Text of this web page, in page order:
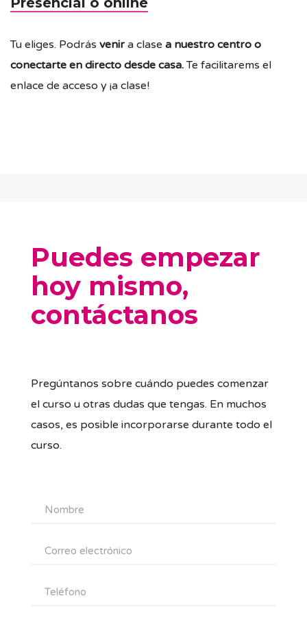
Tu eliges. Podrás venir a clase a nuestro centro o
conectarte en directo desde casa.Te facilitarems el
enlace de acceso y ¡a clase!
Puedes empezar
hoy mismo,
contáctanos
Pregúntanos sobre cuándo puedes comenzar
el curso u otras dudas que tengas. En muchos
casos, es posible incorporarse durante todo el
curso.